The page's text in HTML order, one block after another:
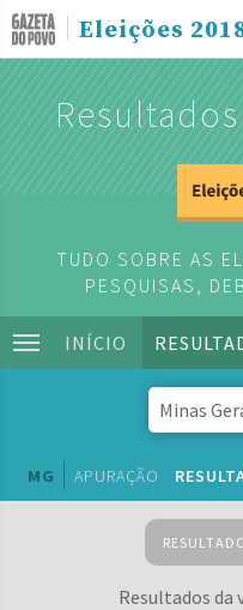
Eleições
TUDO SOBRE AS
PESQUISAS,
INÍCIO
MG APURAÇÃO
Resultados da